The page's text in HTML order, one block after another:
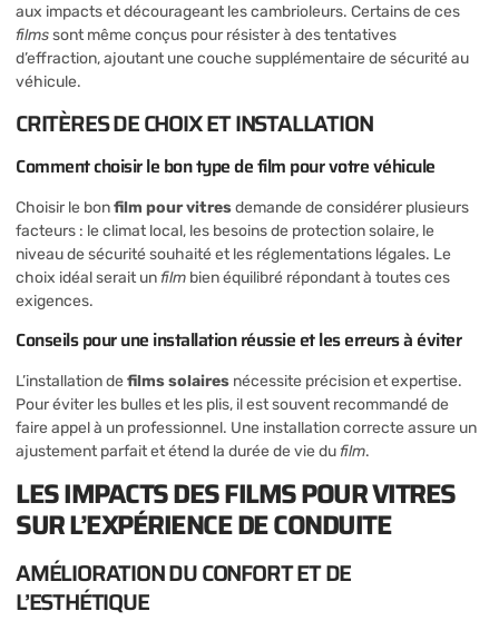
aux impacts et décourageant les cambrioleurs. Certains de ces
filmssont même conçus pour résister à des tentatives
d’effraction, ajoutant une couche supplémentaire de sécurité au
véhicule.
CRITÈRES DE CHOIX ET INSTALLATION
Comment choisir le bon type de film pour votre véhicule
Choisir le bonfilm pour vitresdemande de considérer plusieurs
facteurs : le climat local, les besoins de protection solaire, le
niveau de sécurité souhaité et les réglementations légales. Le
choix idéal serait unfilm bien équilibré répondant à toutes ces
exigences.
Conseils pour une installation réussie et les erreurs à éviter
L’installation defilms solaires nécessite précision et expertise.
Pour éviter les bulles et les plis, il est souvent recommandé de
faire appel à un professionnel. Une installation correcte assure un
ajustement parfait et étend la durée de vie dufilm.
LES IMPACTS DES FILMS POUR VITRES
SUR L’EXPÉRIENCE DE CONDUITE
AMÉLIORATION DU CONFORT ET DE
L’ESTHÉTIQUE